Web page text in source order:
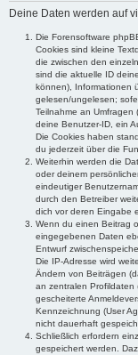
Deine Daten werden auf
Die Forensoftware
Cookies sind kleine
die zwischen den
sind die aktuelle ID
können), Informationen
gelesen/ungelesen;
Teilnahme an Umfragen
deine Benutzer-ID, ein
Die Cookies haben
du jederzeit über die
Weiterhin werden die
oder deinem
eindeutiger
durch den Betreiber
dich vor deren Eingabe
Wenn du einen Beitrag
eingegebenen Daten
Entwurf
Die IP-Adresse wird
Ändern von Beiträgen
an zentralen Profildaten
gescheiterte
Kennzeichnung (User
nicht dauerhaft
Schließlich erfordern
gespeichert werden.